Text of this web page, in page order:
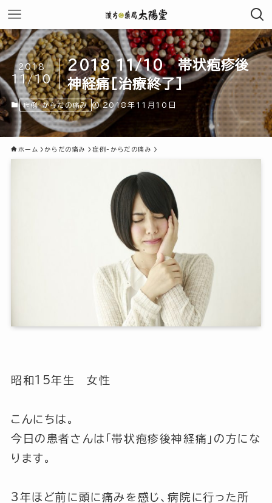
2018 11/10 帯状疱疹後
神経痛[治療終了]
2018
11/10
症例-からだの痛み 2018年11月10日
ホーム からだの痛み 症例-からだの痛み
昭和15年生 女性
こんにちは。
今日の患者さんは「帯状疱疹後神経痛」の方にな
ります。
3年ほど前に頭に痛みを感じ、病院に行った所